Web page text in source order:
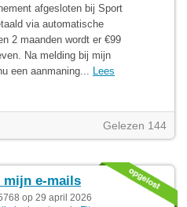
afgesloten bij Sport
via automatische
2 maanden wordt er €99
Na melding bij mijn
een aanmaning... Lees
Gelezen 144
mijn e-mails
op 29 april 2026